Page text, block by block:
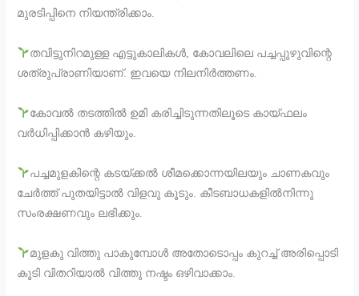
മുരടിപ്പിനെ നിയന്ത്രിക്കാം.
തവിട്ടുനിറമുള്ള എട്ടുകാലികൾ, കോവലിലെ പച്ചപ്പുഴുവിന്റെ
ശത്രുപ്രാണിയാണ്. ഇവയെ നിലനിർത്തണം.
കോവൽ തടത്തിൽ ഉമി കരിച്ചിടുന്നതിലൂടെ കായ്ഫലം
വർധിപ്പിക്കാൻ കഴിയും.
പച്ചമുളകിന്റെ കടയ്ക്കൽ ശീമക്കൊന്നയിലയും ചാണകവും
ചേർത്ത് പുതയിട്ടാൽ വിളവു കൂടും. കീടബാധകളിൽനിന്നു
സംരക്ഷണവും ലഭിക്കും.
മുളകു വിത്തു പാകുമ്പോൾ അതോടൊപ്പം കുറച്ച് അരിപ്പൊടി
കൂടി വിതറിയാൽ വിത്തു നഷ്ടം ഒഴിവാക്കാം.